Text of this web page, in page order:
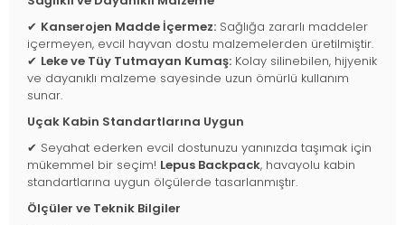
✔ Kanserojen Madde İçermez: Sağlığa zararlı maddeler
içermeyen, evcil hayvan dostu malzemelerden üretilmiştir.
✔ Leke ve Tüy Tutmayan Kumaş: Kolay silinebilen, hijyenik
ve dayanıklı malzeme sayesinde uzun ömürlü kullanım
sunar.
Uçak Kabin Standartlarına Uygun
✔ Seyahat ederken evcil dostunuzu yanınızda taşımak için
mükemmel bir seçim! Lepus Backpack, havayolu kabin
standartlarına uygun ölçülerde tasarlanmıştır.
Ölçüler ve Teknik Bilgiler